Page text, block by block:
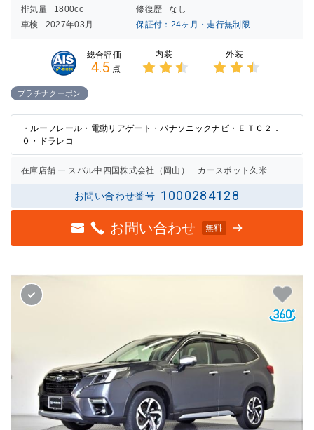
排気量
1800cc 修復歴
なし
車検
2027年03月 保証付：24ヶ月・走行無制限
総合評価
4.5 点
内装 外装
プラチナクーポン
・ルーフレール・電動リアゲート・パナソニックナビ・ＥＴＣ２．
０・ドラレコ
在庫店舗 スバル中四国株式会社（岡山） カースポット久米
お問い合わせ番号 1000284128
お問い合わせ 無料